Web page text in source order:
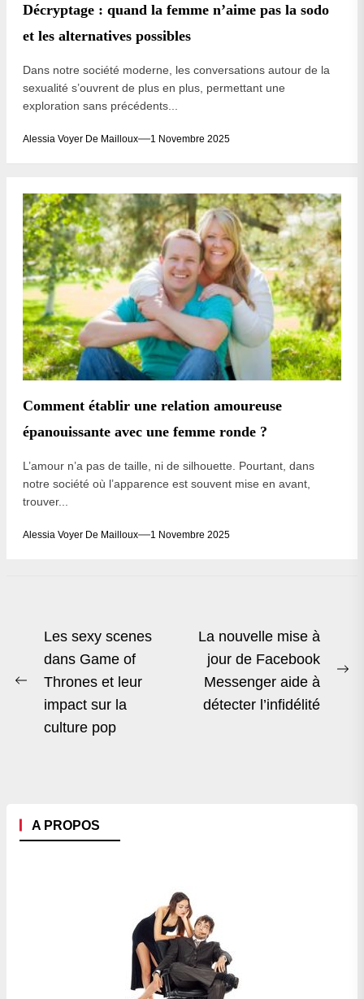
Décryptage : quand la femme n’aime pas la sodo
et les alternatives possibles
Dans notre société moderne, les conversations autour de la
sexualité s’ouvrent de plus en plus, permettant une
exploration sans précédents...
Alessia Voyer De Mailloux 1 Novembre 2025
Comment établir une relation amoureuse
épanouissante avec une femme ronde ?
L’amour n’a pas de taille, ni de silhouette. Pourtant, dans
notre société où l’apparence est souvent mise en avant,
trouver...
Alessia Voyer De Mailloux 1 Novembre 2025
Navigation
l’article
Previous
post:
Les sexy scenes
dans Game of
Thrones et leur
impact sur la
culture pop
La nouvelle mise à
jour de Facebook
Messenger aide à
détecter l’infidélité
A PROPOS